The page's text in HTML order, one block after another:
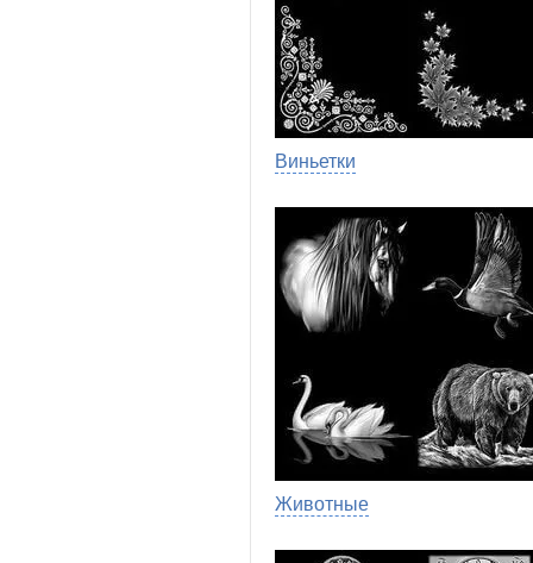
Виньетки
Животные